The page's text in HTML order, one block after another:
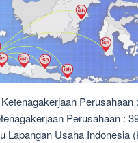
Perusahaan
Perusahaan :
Lapangan Usaha Indonesia